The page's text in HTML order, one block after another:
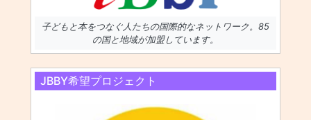
子どもと本をつなぐ人たちの国際的なネットワーク。85
の国と地域が加盟しています。
JBBY希望プロジェクト